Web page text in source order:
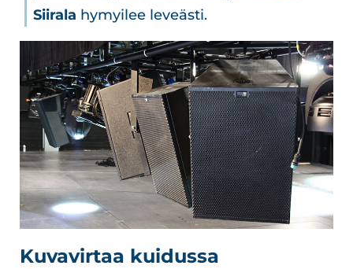
Siirala hymyilee leveästi.
Kuvavirtaa kuidussa